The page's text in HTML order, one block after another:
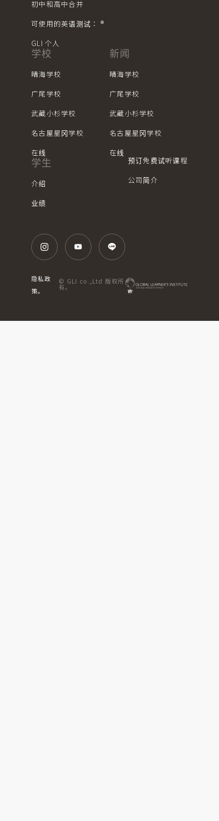
初中和高中合并
可使用的英语测试： ®︎
GLI 个人
学校
晴海学校
广尾学校
武藏小杉学校
名古屋星冈学校
在线
新闻
晴海学校
广尾学校
武藏小杉学校
名古屋星冈学校
在线
学生
介绍
业绩
预订免费试听课程
公司简介
隐私政
策。
© GLI co.,Ltd 版权所
有。